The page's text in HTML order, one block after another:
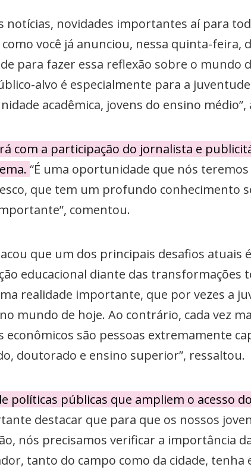
notícias, novidades importantes aí para
você já anunciou, nessa quinta-feira,
para fazer essa reflexão sobre o mundo
alvo é especialmente para a
acadêmica, jovens do ensino
com a participação do jornalista e
“É uma oportunidade que nós
que tem um profundo conhecimento
comentou.
que um dos principais desafios atuais
educacional diante das transformações
realidade importante, que por vezes a
mundo de hoje. Ao contrário, cada vez
econômicos são pessoas extremamente
doutorado e ensino superior”, ressaltou.
políticas públicas que ampliem o acesso
destacar que para que os nossos
nós precisamos verificar a importância
tanto do campo como da cidade, tenha